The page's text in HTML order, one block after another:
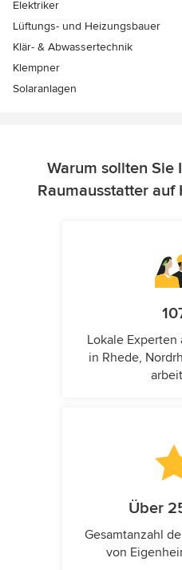
Elektriker
Lüftungs- und Heizungsbauer
Klär- & Abwassertechnik
Klempner
Solaranlagen
Warum sollten Sie
Raumausstatter auf
Lokale
in Rhede,
Über
Gesamtanzahl
von